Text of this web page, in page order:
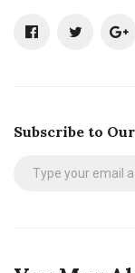
Subscribe to